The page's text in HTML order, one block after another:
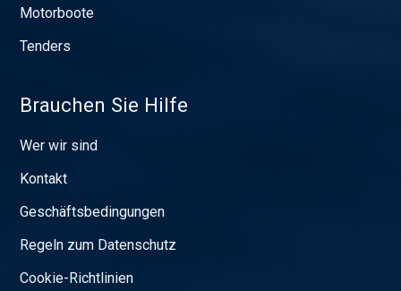
Motorboote
Tenders
Brauchen Sie Hilfe
Wer wir sind
Kontakt
Geschäftsbedingungen
Regeln zum Datenschutz
Cookie-Richtlinien